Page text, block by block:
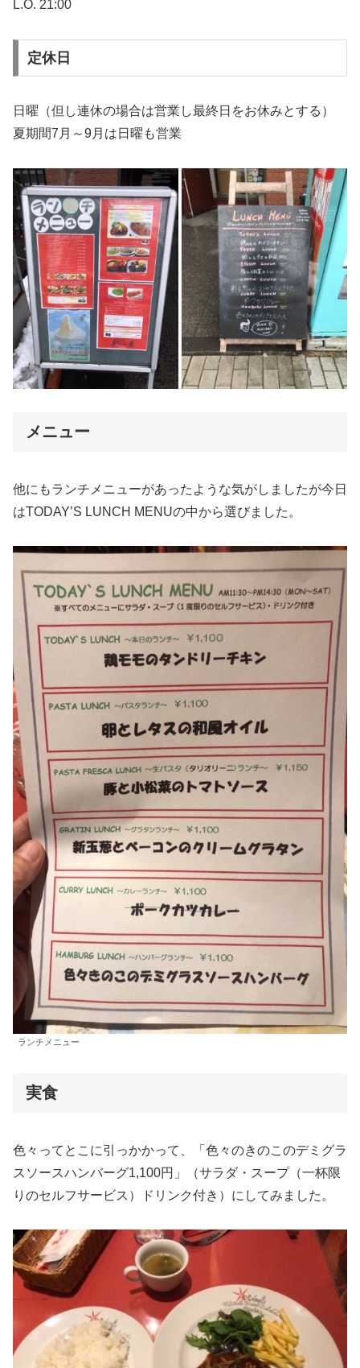
L.O. 21:00
定休日
日曜（但し連休の場合は営業し最終日をお休みとする）
夏期間7月～9月は日曜も営業
メニュー
他にもランチメニューがあったような気がしましたが今日
はTODAY’S LUNCH MENUの中から選びました。
ランチメニュー
実食
色々ってとこに引っかかって、「色々のきのこのデミグラ
スソースハンバーグ1,100円」（サラダ・スープ（一杯限
りのセルフサービス）ドリンク付き）にしてみました。